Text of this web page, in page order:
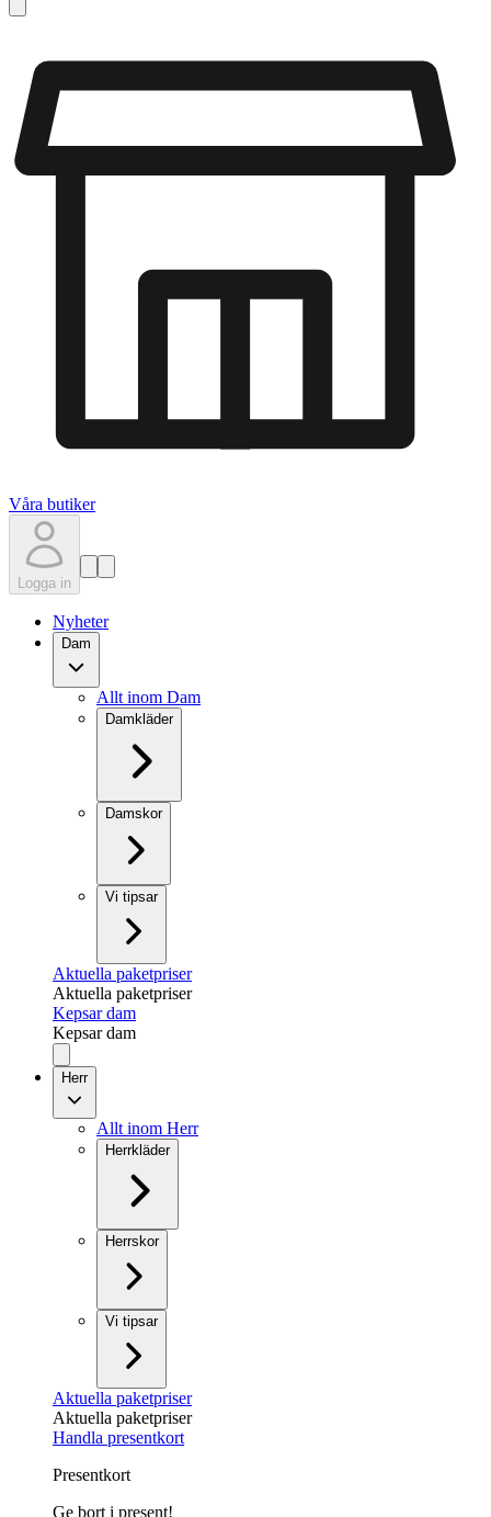
Våra butiker
Logga in
Nyheter
Dam
Allt inom Dam
Damkläder
Damskor
Vi tipsar
Aktuella paketpriser
Aktuella paketpriser
Kepsar dam
Kepsar dam
Herr
Allt inom Herr
Herrkläder
Herrskor
Vi tipsar
Aktuella paketpriser
Aktuella paketpriser
Handla presentkort
Presentkort
Ge bort i present!